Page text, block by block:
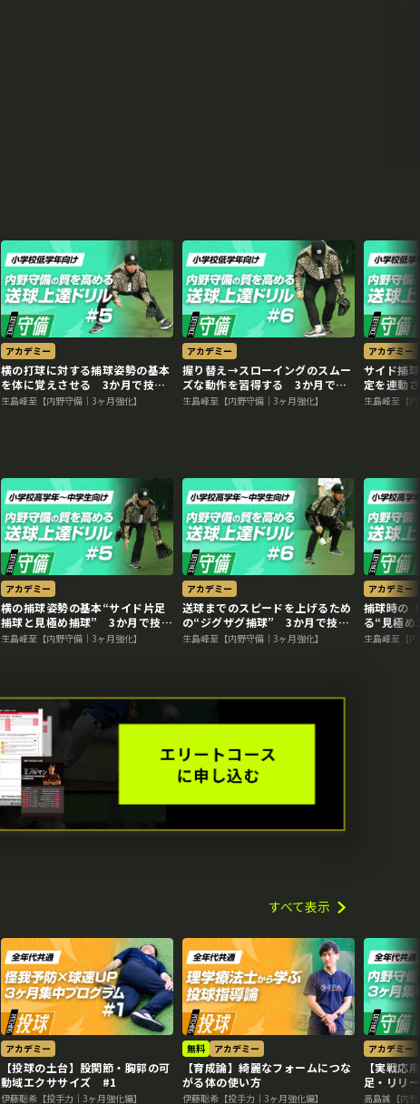
アカデミー
横の打球に対する捕球姿勢の基本
を体に覚えさせる 3か月で技術
力を変える内野守備向上メソッド
生島峰至【内野守備｜3ヶ月強化】
アカデミー
握り替え→スローイングのスムー
ズな動作を習得する 3か月で技
術力を変える内野守備向上メソッ
生島峰至【内野守備｜3ヶ月強化】
アカデミー
サイド捕
定を連動
を変える
生島峰至【
アカデミー
横の捕球姿勢の基本“サイド片足
捕球と見極め捕球” 3か月で技術
力を変える内野守備向上メソッド
生島峰至【内野守備｜3ヶ月強化】
アカデミー
送球までのスピードを上げるため
の“ジグザグ捕球” 3か月で技術
力を変える内野守備向上メソッド
生島峰至【内野守備｜3ヶ月強化】
アカデミー
捕球時の
る“見極
術力を変
生島峰至【
すべて表示
アカデミー
【投球の土台】股関節・胸郭の可
動域エクササイズ #1
伊藤聡希【投手力｜3ヶ月強化編】
無料 アカデミー
【育成論】綺麗なフォームにつな
がる体の使い方
伊藤聡希【投手力｜3ヶ月強化編】
アカデミー
【実戦応
足・リリ
高島誠【内